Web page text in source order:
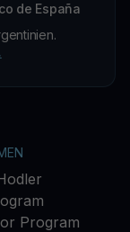
de España
Program